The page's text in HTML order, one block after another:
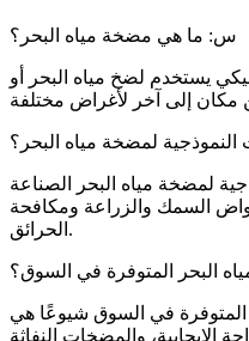
س: ما هي مضخة مياه البحر؟
يستخدم لضخ مياه البحر أو
لمضخة مياه البحر؟
لمضخة مياه البحر الصناعة
السمك والزراعة ومكافحة
الحرائق.
البحر المتوفرة في السوق؟
المتوفرة في السوق شيوعًا هي